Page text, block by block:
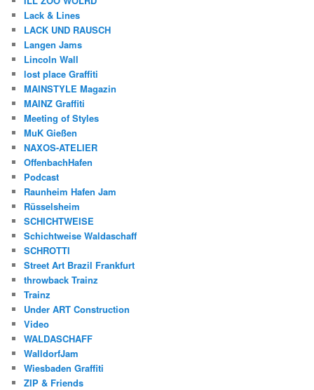
Lack & Lines
LACK UND RAUSCH
Langen Jams
Lincoln Wall
lost place Graffiti
MAINSTYLE Magazin
MAINZ Graffiti
Meeting of Styles
MuK Gießen
NAXOS-ATELIER
OffenbachHafen
Podcast
Raunheim Hafen Jam
Rüsselsheim
SCHICHTWEISE
Schichtweise Waldaschaff
SCHROTTI
Street Art Brazil Frankfurt
throwback Trainz
Trainz
Under ART Construction
Video
WALDASCHAFF
WalldorfJam
Wiesbaden Graffiti
ZIP & Friends